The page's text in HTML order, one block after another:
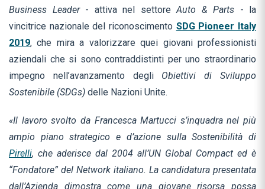
Business Leader- attiva nel settoreAuto & Parts - la
vincitrice nazionale del riconoscimento SDG Pioneer Italy
2019, che mira a valorizzare quei giovani professionisti
aziendali che si sono contraddistinti per uno straordinario
impegno nell’avanzamento degli Obiettivi di Sviluppo
Sostenibile (SDGs) delle Nazioni Unite.
«Il lavoro svolto da Francesca Martucci s’inquadra nel più
ampio piano strategico e d’azione sulla Sostenibilità di
Pirelli, che aderisce dal 2004 all’UN Global Compact ed è
“Fondatore” del Network italiano. La candidatura presentata
dall’Azienda dimostra come una giovane risorsa possa